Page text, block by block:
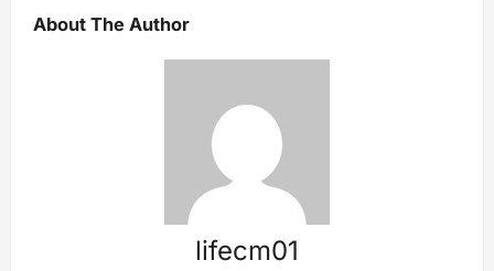
About The Author
lifecm01